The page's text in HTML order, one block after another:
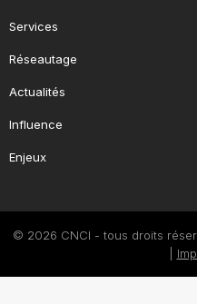
Services
Réseautage
Actualités
Influence
Enjeux
© 2026 CNCI - tous droits